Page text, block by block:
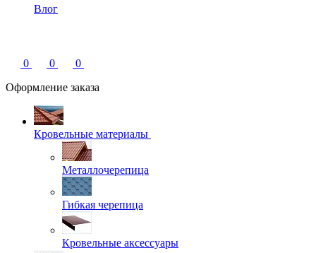
Влог
0 0
0
Оформление заказа
Кровельные материалы
Металлочерепица
Гибкая черепица
Кровельные аксессуары